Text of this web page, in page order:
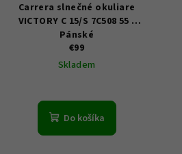
Carrera slnečné okuliare
VICTORY C 15/S 7C508 55 -
Pánské
€99
Skladem
Do košíka